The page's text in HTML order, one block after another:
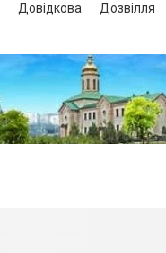
Довідкова Дозвілля